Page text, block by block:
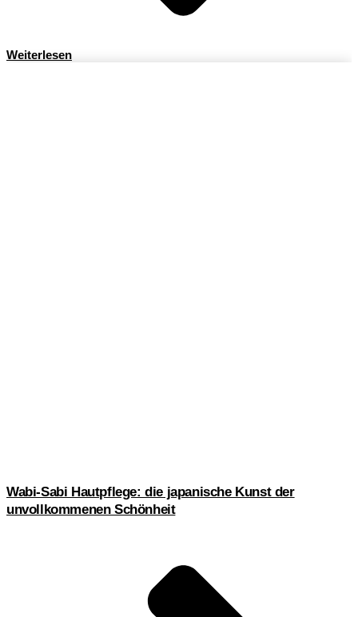
Weiterlesen
Wabi-Sabi Hautpflege: die japanische Kunst der
unvollkommenen Schönheit